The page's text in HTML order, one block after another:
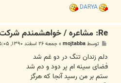
DARYA
Re: مشاعره / خواهشمندم شرکت بفرماييد.
ت
توسطmojtabba
»جمعه ۲۶ اسفند ۱۳۹۰, ۵:۰۵ ب.ظ
دلم زندان تنگ در دو غم شد
فضای سینه ام پر دود و دم شد
ستم بر من رسید آنجا که هرگز